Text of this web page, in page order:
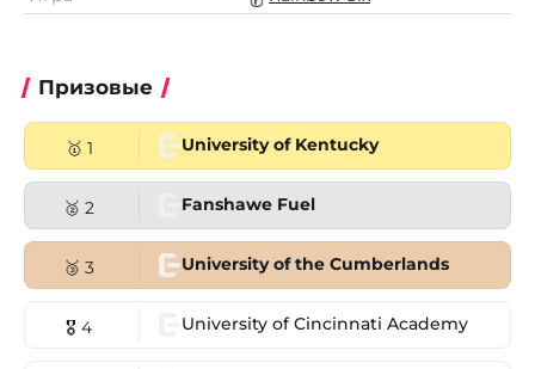
Призовые
🥇 1 University of Kentucky
🥈 2 Fanshawe Fuel
🥉 3 University of the Cumberlands
🎖 4 University of Cincinnati Academy